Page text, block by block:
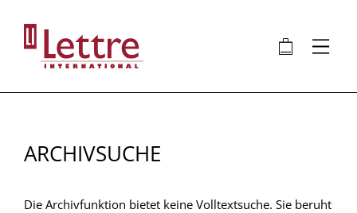
Inhalt
🛍 ⋮
ARCHIVSUCHE
Die Archivfunktion bietet keine Volltextsuche. Sie beruht